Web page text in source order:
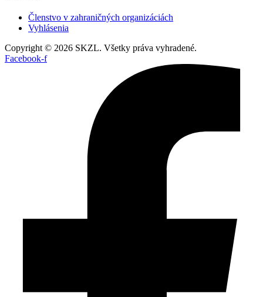
Členstvo v zahraničných organizáciách
Vyhlásenia
Copyright © 2026 SKZL. Všetky práva vyhradené.
Facebook-f